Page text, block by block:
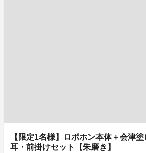
【限定1名様】ロボホン本体＋会津
耳・前掛けセット【朱磨き】